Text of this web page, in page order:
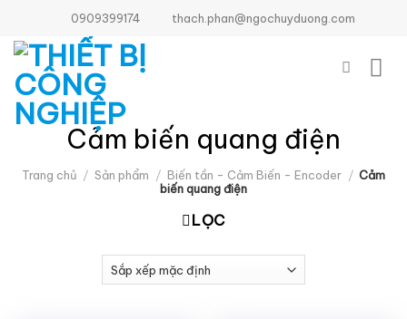
nội
dung
0909399174 thach.phan@ngochuyduong.com
Cảm biến quang điện
Trang chủ / Sản phẩm / Biến tần - Cảm Biến - Encoder / Cảm
biến quang điện
LỌC